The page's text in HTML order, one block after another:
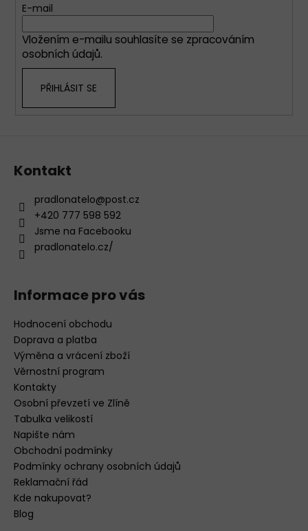
E-mail
Vložením e-mailu souhlasíte se zpracováním
osobních údajů.
PŘIHLÁSIT SE
Kontakt
pradlonatelo@post.cz
+420 777 598 592
Jsme na Facebooku
pradlonatelo.cz/
Informace pro vás
Hodnocení obchodu
Doprava a platba
Výměna a vrácení zboží
Věrnostní program
Kontakty
Osobní převzetí ve Zlíně
Tabulka velikostí
Napište nám
Obchodní podmínky
Podmínky ochrany osobních údajů
Reklamační řád
Kde nakupovat?
Blog